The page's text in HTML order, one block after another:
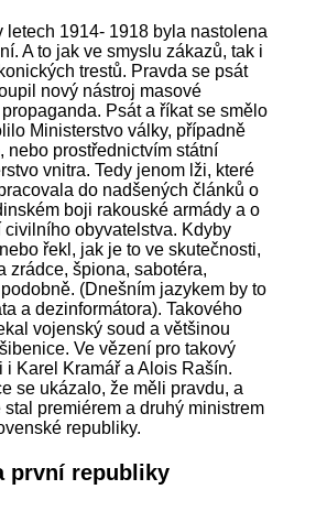
letech 1914- 1918 byla nastolena
A to jak ve smyslu zákazů, tak i
trestů. Pravda se psát
nový nástroj masové
Psát a říkat se smělo
Ministerstvo války, případně
nebo prostřednictvím státní
vnitra. Tedy jenom lži, které
do nadšených článků o
boji rakouské armády a o
obyvatelstva. Kdyby
řekl, jak je to ve skutečnosti,
zrádce, špiona, sabotéra,
(Dnešním jazykem by to
a dezinformátora). Takového
vojenský soud a většinou
Ve vězení pro takový
i Karel Kramář a Alois Rašín.
se ukázalo, že měli pravdu, a
stal premiérem a druhý ministrem
republiky.
první republiky